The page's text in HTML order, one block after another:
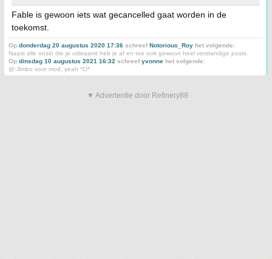
Fable is gewoon iets wat gecancelled gaat worden in de
toekomst.
Op donderdag 20 augustus 2020 17:36 schreefNotorious_Roy het volgende:
Naast alle onzin die je uitkraamt heb je af en toe ook gewoon heel verstandige posts.
Op dinsdag 10 augustus 2021 16:32 schreefyvonne het volgende:
@:Jimbo voor mod, yeah *O*
▼ Advertentie door Refinery89